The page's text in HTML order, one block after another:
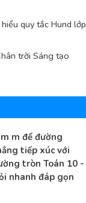
quy tắc Hund lớp
trời Sáng tạo
m để đường
tiếp xúc với
tròn Toán 10 -
nhanh đáp gọn